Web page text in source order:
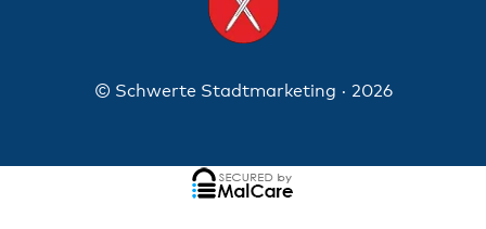
© Schwerte Stadtmarketing · 2026